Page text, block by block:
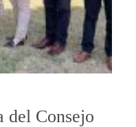
del Consejo